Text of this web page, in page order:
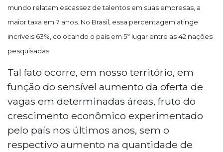
mundo relatam escassez de talentos em suas empresas, a
maior taxa em 7 anos. No Brasil, essa percentagem atinge
incríveis 63%, colocando o país em 5º lugar entre as 42 nações
pesquisadas.
Tal fato ocorre, em nosso território, em
função do sensível aumento da oferta de
vagas em determinadas áreas, fruto do
crescimento econômico experimentado
pelo país nos últimos anos, sem o
respectivo aumento na quantidade de